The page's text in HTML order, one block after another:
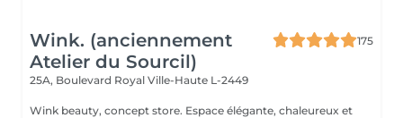
Wink. (anciennement
Atelier du Sourcil)
175
25A, Boulevard Royal Ville-Haute L-2449
Wink beauty, concept store. Espace élégante, chaleureux et